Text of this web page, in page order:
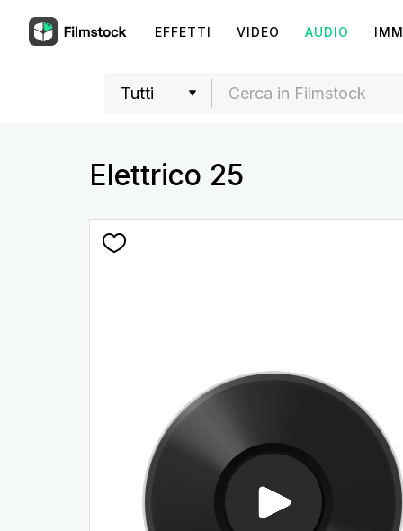
EFFETTI VIDEO AUDIO
Elettrico 25